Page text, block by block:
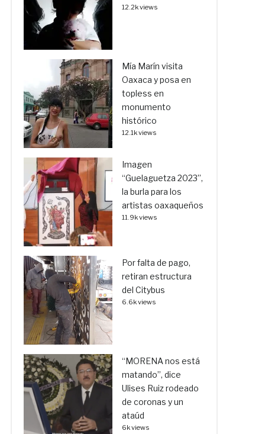
12.2k views
Mía Marín visita
Oaxaca y posa en
topless en
monumento
histórico
12.1k views
Imagen
“Guelaguetza 2023”,
la burla para los
artistas oaxaqueños
11.9k views
Por falta de pago,
retiran estructura
del Citybus
6.6k views
“MORENA nos está
matando”, dice
Ulises Ruiz rodeado
de coronas y un
ataúd
6k views